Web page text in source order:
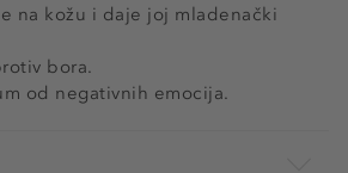
na kožu i daje joj mladenački
bora.
od negativnih emocija.